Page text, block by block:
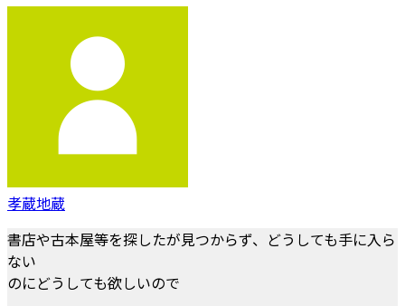
孝蔵地蔵
書店や古本屋等を探したが見つからず、どうしても手に入ら
ない
のにどうしても欲しいので